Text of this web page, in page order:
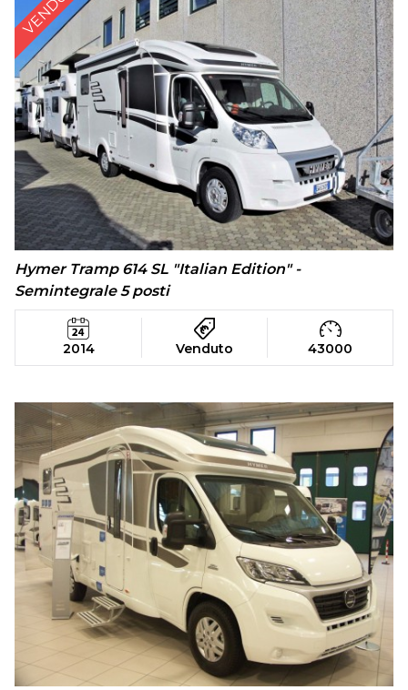
Hymer Tramp 614 SL "Italian Edition" -
Semintegrale 5 posti
2014 Venduto 43000